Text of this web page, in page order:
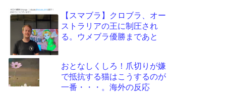
【スマブラ】クロブラ、オー
ストラリアの王に制圧され
る。ウメブラ優勝まであと
おとなしくしろ！爪切りが嫌
で抵抗する猫はこうするのが
一番・・・。海外の反応